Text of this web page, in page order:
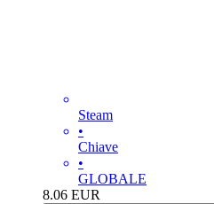
Steam
•
Chiave
•
GLOBALE
8.06 EUR